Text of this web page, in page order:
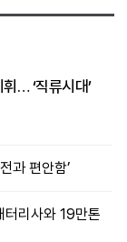
… ‘직류시대’
과 편안함’
리사와 19만톤